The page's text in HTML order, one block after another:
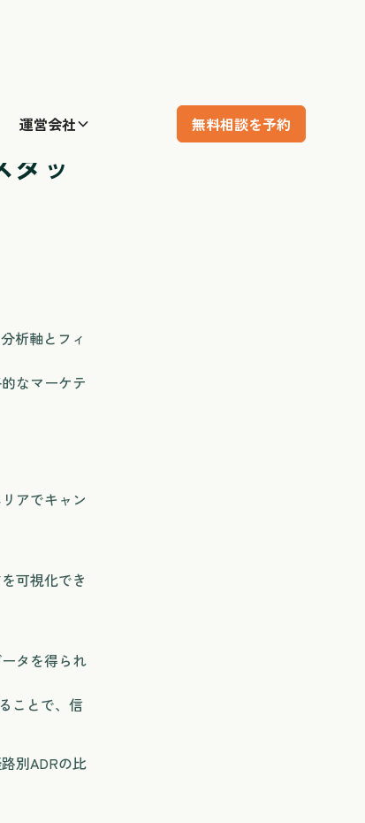
運営会社 無料相談を予約
ルターを追
ダッ
析軸とフィ
なマーケテ
アでキャン
可視化でき
タを得られ
ことで、信
別ADRの比